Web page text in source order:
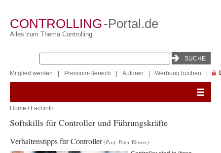
CONTROLLING-Portal.de
Alles zum Thema Controlling
Mitglied werden Premium-Bereich Autoren Werbung buchen
Home / Fachinfo
Softskills für Controller und Führungskräfte
Verhaltenstipps für Controller (Prof. Peter Werner)